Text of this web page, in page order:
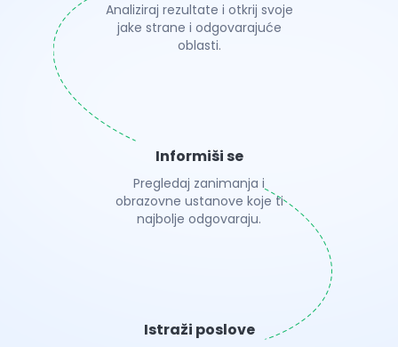
Analiziraj rezultate i otkrij svoje
jake strane i odgovarajuće
oblasti.
Informiši se
Pregledaj zanimanja i
obrazovne ustanove koje ti
najbolje odgovaraju.
Istraži poslove